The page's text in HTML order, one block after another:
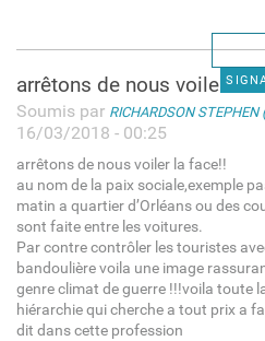
arrêtons de nous voiler la
Soumis par RICHARDSON STEPHEN
16/03/2018 - 00:25
arrêtons de nous voiler la face!!
au nom de la paix sociale,exemple
matin a quartier d’Orléans ou des
sont faite entre les voitures.
Par contre contrôler les touristes
bandoulière voila une image
genre climat de guerre !!!voila toute
hiérarchie qui cherche a tout prix a
dit dans cette profession